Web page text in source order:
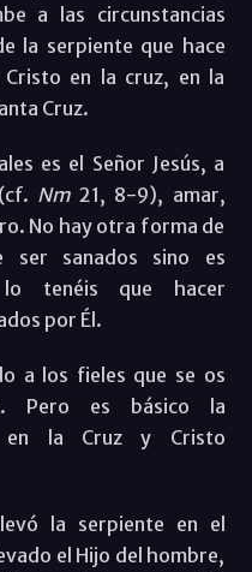
a las circunstancias
la serpiente que hace
en la cruz, en la
Cruz.
es el Señor Jesús, a
Nm21, 8-9), amar,
No hay otra forma de
ser sanados sino es
tenéis que hacer
por Él.
a los fieles que se os
Pero es básico la
en la Cruz y Cristo
la serpiente en el
el Hijo del hombre,